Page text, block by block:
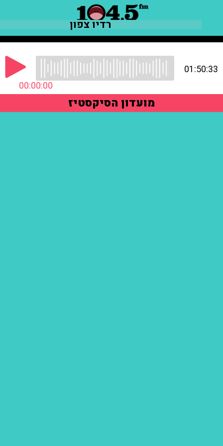
רדיו צפון
00:00:00
01:50:33
מועדון הסיקסטיז